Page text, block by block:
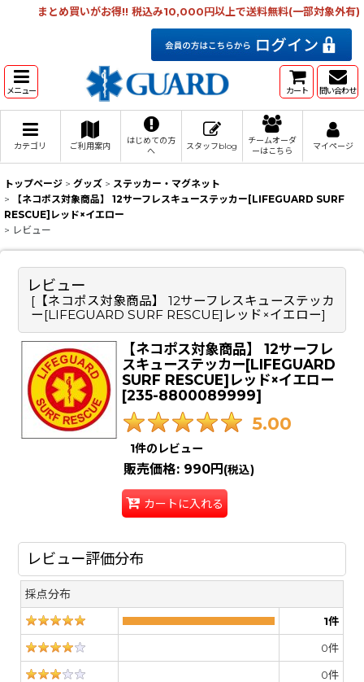
まとめ買いがお得!! 税込み10,000円以上で送料無料(一部対象外有)
メニュー カート 問い合わせ
カテゴリ ご利用案内
はじめての方
へ
スタッフblog
チームオーダ
ーはこちら
マイページ
トップページ > グッズ > ステッカー・マグネット
>
【ネコポス対象商品】 12サーフレスキューステッカー[LIFEGUARD SURF
RESCUE]レッド×イエロー
> レビュー
レビュー
[ 【ネコポス対象商品】 12サーフレスキューステッカ
ー[LIFEGUARD SURF RESCUE]レッド×イエロー]
【ネコポス対象商品】 12サーフレ
スキューステッカー[LIFEGUARD
SURF RESCUE]レッド×イエロー
[235-8800089999]
5.00
1件のレビュー
販売価格: 990円 (税込)
カートに入れる
レビュー評価分布
採点分布
1件
0件
0件